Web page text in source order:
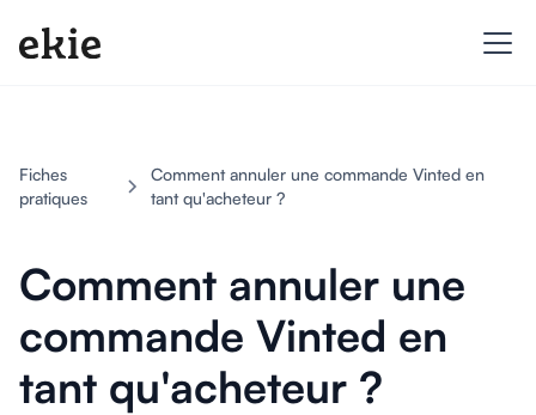
Fiches
pratiques
Comment annuler une commande Vinted en
tant qu'acheteur ?
Comment annuler une
commande Vinted en
tant qu'acheteur ?